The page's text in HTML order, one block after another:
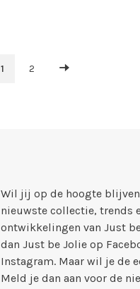
1 2
Wil jij op de hoogte
nieuwste collectie, trends
ontwikkelingen van Just
dan Just be Jolie op
Instagram. Maar wil je de
Meld je dan aan voor de